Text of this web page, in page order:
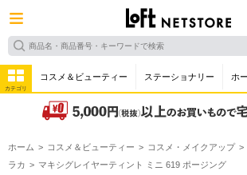
カテゴリ
コスメ＆ビューティー ステーショナリー ホ
ホーム コスメ＆ビューティー コスメ・メイクアップ
ラカ
マキシグレイヤーティント ミニ 619 ポージング